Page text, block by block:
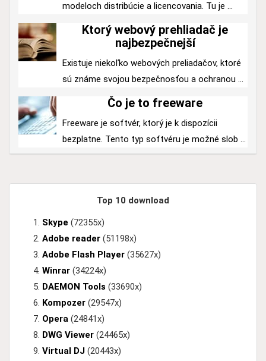
modeloch distribúcie a licencovania. Tu je ...
Ktorý webový prehliadač je
najbezpečnejší
Existuje niekoľko webových preliadačov, ktoré
sú známe svojou bezpečnosťou a ochranou ...
Čo je to freeware
Freeware je softvér, ktorý je k dispozícii
bezplatne. Tento typ softvéru je možné slob ...
Top 10 download
Skype (72355x)
Adobe reader (51198x)
Adobe Flash Player (35627x)
Winrar (34224x)
DAEMON Tools (33690x)
Kompozer (29547x)
Opera (24841x)
DWG Viewer (24465x)
Virtual DJ (20443x)